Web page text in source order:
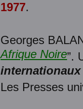
1977.
Georges
Afrique Noire”.
Les Presses